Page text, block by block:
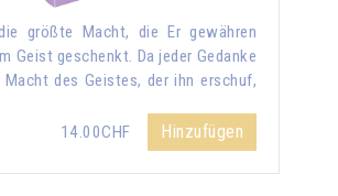
größte Macht, die Er gewähren
Geist geschenkt. Da jeder Gedanke
des Geistes, der ihn erschuf,
14.00CHF
Hinzufügen